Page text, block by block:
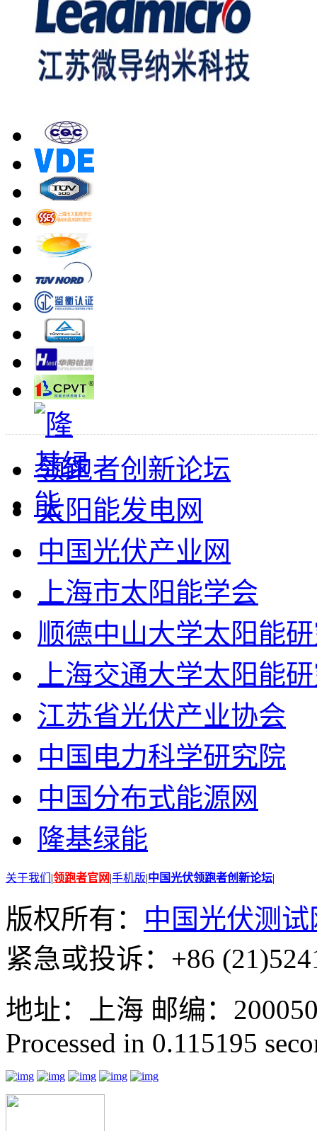
领跑者创新论坛
太阳能发电网
中国光伏产业网
上海市太阳能学会
顺德中山大学太阳能
上海交通大学太阳能
江苏省光伏产业协会
中国电力科学研究院
中国分布式能源网
隆基绿能
关于我们 |领跑者官网|手机版|中国光伏领跑者创新论坛|
版权所有： 中国光伏测试
紧急或投诉：+86
地址：上海 邮编：
Processed in 0.115195